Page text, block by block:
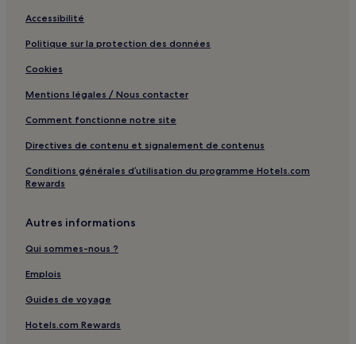
Accessibilité
Politique sur la protection des données
Cookies
Mentions légales / Nous contacter
Comment fonctionne notre site
Directives de contenu et signalement de contenus
Conditions générales d’utilisation du programme Hotels.com
Rewards
Autres informations
Qui sommes-nous ?
Emplois
Guides de voyage
Hotels.com Rewards